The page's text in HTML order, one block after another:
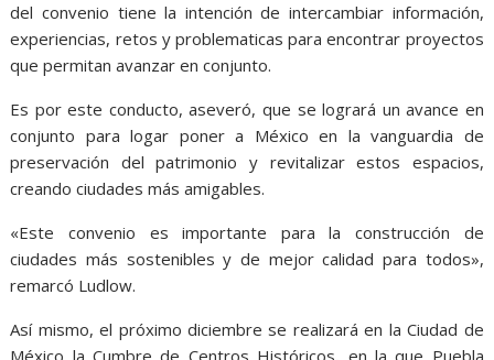
del convenio tiene la intención de intercambiar información,
experiencias, retos y problematicas para encontrar proyectos
que permitan avanzar en conjunto.
Es por este conducto, aseveró, que se logrará un avance en
conjunto para logar poner a México en la vanguardia de
preservación del patrimonio y revitalizar estos espacios,
creando ciudades más amigables.
«Este convenio es importante para la construcción de
ciudades más sostenibles y de mejor calidad para todos»,
remarcó Ludlow.
Así mismo, el próximo diciembre se realizará en la Ciudad de